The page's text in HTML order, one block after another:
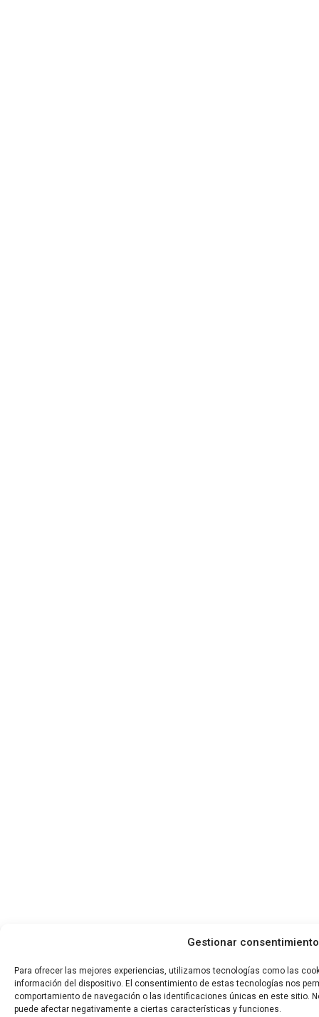
Gestionar consentimiento
Para ofrecer las mejores experiencias, utilizamos tecnologías como las
información del dispositivo. El consentimiento de estas tecnologías nos
comportamiento de navegación o las identificaciones únicas en este sitio.
puede afectar negativamente a ciertas características y funciones.